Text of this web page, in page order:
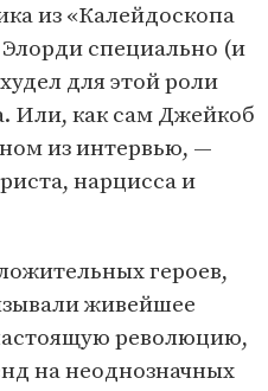
из «Калейдоскопа
специально (и
для этой роли
Или, как сам Джейкоб
из интервью, —
нарцисса и
героев,
живейшее
революцию,
на неоднозначных